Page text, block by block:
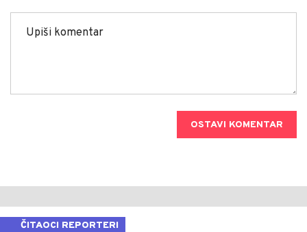
OSTAVI KOMENTAR
ČITAOCI REPORTERI